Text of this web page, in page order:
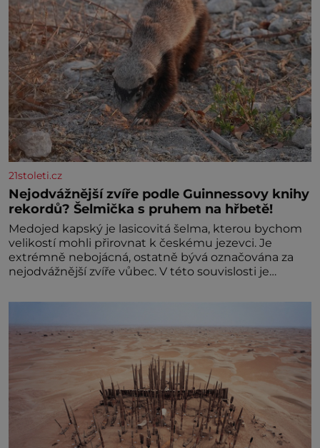
21stoleti.cz
Nejodvážnější zvíře podle Guinnessovy knihy
rekordů? Šelmička s pruhem na hřbetě!
Medojed kapský je lasicovitá šelma, kterou bychom
velikostí mohli přirovnat k českému jezevci. Je
extrémně nebojácná, ostatně bývá označována za
nejodvážnější zvíře vůbec. V této souvislosti je